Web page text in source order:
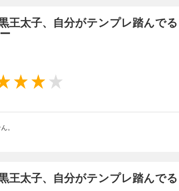
王太子、自分がテンプレ踏んで
。
王太子、自分がテンプレ踏んで